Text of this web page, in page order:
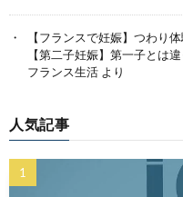
【フランスで妊娠】つわり
【第二子妊娠】第一子とは
フランス生活 より
人気記事